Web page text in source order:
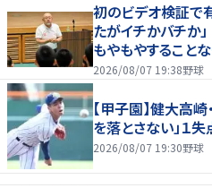
初のビデオ検証で
たがイチかバチか
もやもやすること
2026/08/07 19:38野球
【甲子園】健大高崎
を落とさない」１
2026/08/07 19:30野球